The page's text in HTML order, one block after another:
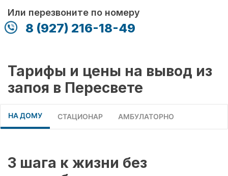
Или перезвоните по номеру
8 (927) 216-18-49
Тарифы и цены на вывод из
запоя в Пересвете
НА ДОМУ СТАЦИОНАР АМБУЛАТОРНО
3 шага к жизни без